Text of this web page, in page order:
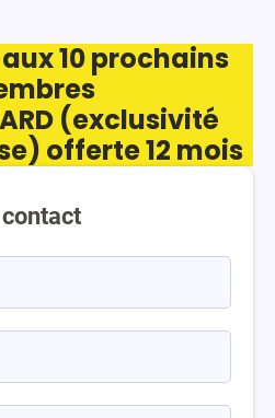
10 prochains
(exclusivité
offerte 12 mois